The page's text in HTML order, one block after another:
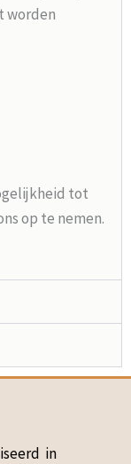
worden
tot
op te nemen.
in